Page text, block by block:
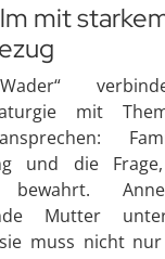
mit
mit
und die
bewahrt.
Mutter
muss nicht